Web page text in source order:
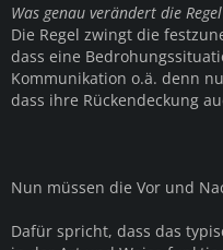
Was genau verändert die
Die Regel zwingt die
dass eine
Kommunikation o.ä. denn
dass ihre Rückendeckung
Nun müssen die Vor und
Dafür spricht, dass das